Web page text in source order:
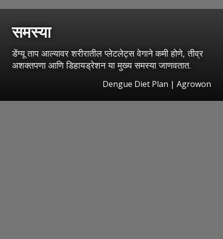
समस्या
डेंग्यू ताप आल्यावर शरीरातील प्लेटलेट्स वेगाने कमी होणे, तीव्र
अशक्तपणा आणि डिहायड्रेशन या मुख्य समस्या जाणवतात.
Dengue Diet Plan | Agrowon